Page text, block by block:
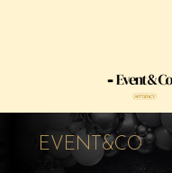
EVENT&CO